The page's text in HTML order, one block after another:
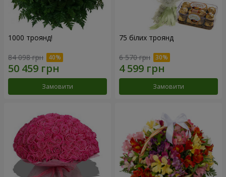
1000 троянд!
84 098 грн
Замовити
75 білих троянд
6 570 грн
Замовити